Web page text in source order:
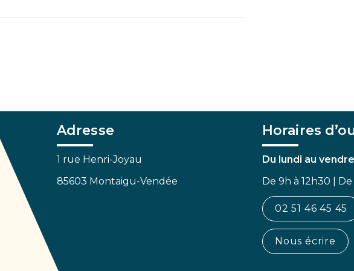
Adresse
1 rue Henri-Joyau
85603 Montaigu-Vendée
Horaires
Du lundi au
De 9h à 12h30 | De
02 51 46 45 45
Nous écrire